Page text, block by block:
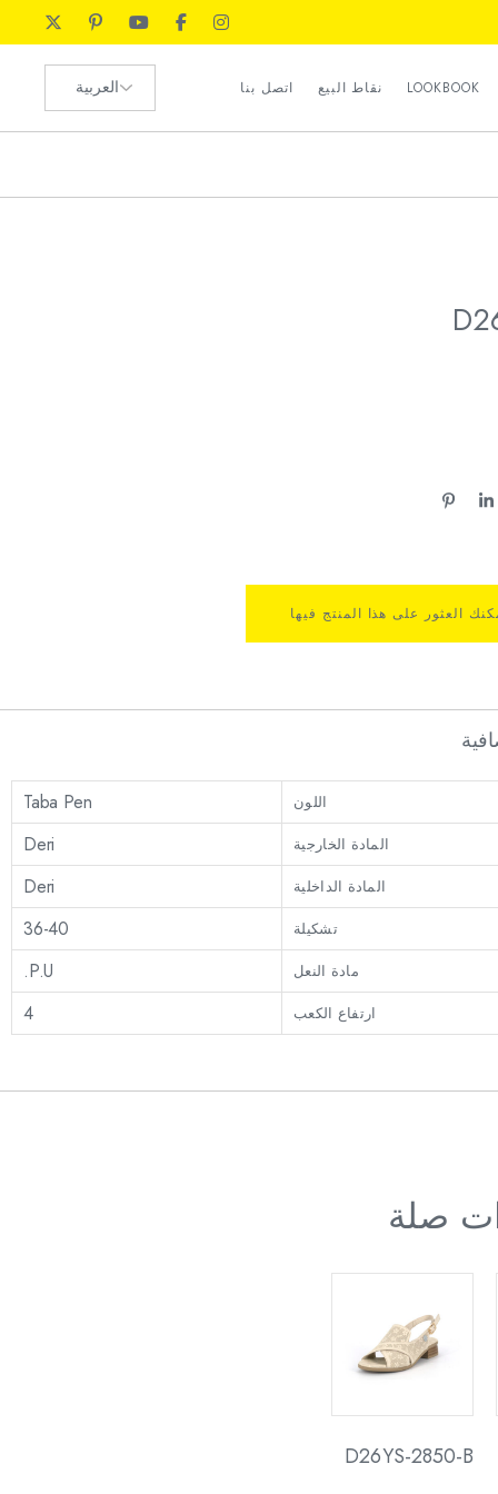
LOOKBOOK نقاط البيع اتصل بنا
اختر
رضا العملاء
الموارد البشرية
العثور على هذا المنتج فيها
اللون Taba Pen
المادة الخارجية Deri
المادة الداخلية Deri
تشكيلة 36-40
مادة النعل P.U.
ارتفاع الكعب 4
صلة
D26YS-2850-B